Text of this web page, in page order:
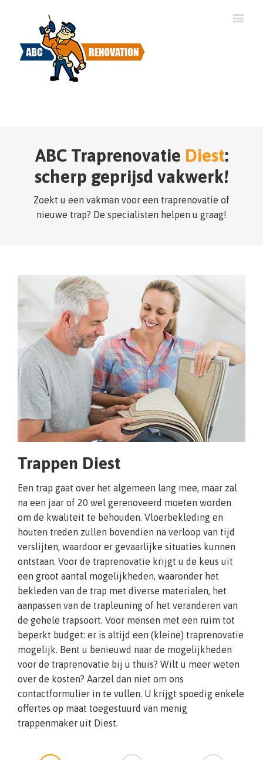
ABC Traprenovatie Diest:
scherp geprijsd vakwerk!
Zoekt u een vakman voor een traprenovatie of
nieuwe trap? De specialisten helpen u graag!
Trappen Diest
Een trap gaat over het algemeen lang mee, maar zal
na een jaar of 20 wel gerenoveerd moeten worden
om de kwaliteit te behouden. Vloerbekleding en
houten treden zullen bovendien na verloop van tijd
verslijten, waardoor er gevaarlijke situaties kunnen
ontstaan. Voor de traprenovatie krijgt u de keus uit
een groot aantal mogelijkheden, waaronder het
bekleden van de trap met diverse materialen, het
aanpassen van de trapleuning of het veranderen van
de gehele trapsoort. Voor mensen met een ruim tot
beperkt budget: er is altijd een (kleine) traprenovatie
mogelijk. Bent u benieuwd naar de mogelijkheden
voor de traprenovatie bij u thuis? Wilt u meer weten
over de kosten? Aarzel dan niet om ons
contactformulier in te vullen. U krijgt spoedig enkele
offertes op maat toegestuurd van menig
trappenmaker uit Diest.